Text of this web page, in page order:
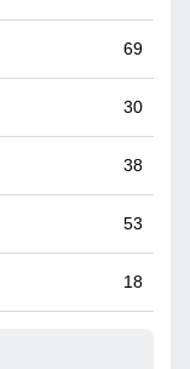
69
30
38
53
18